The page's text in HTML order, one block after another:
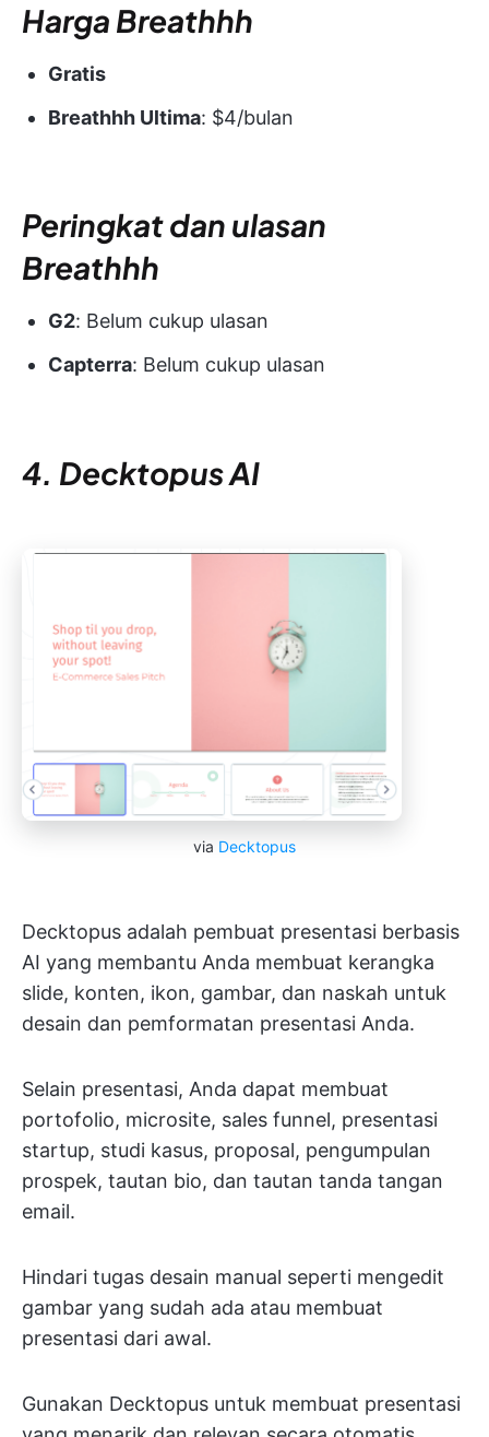
Harga Breathhh
Gratis
Breathhh Ultima: $4/bulan
Peringkat dan ulasan
Breathhh
G2: Belum cukup ulasan
Capterra: Belum cukup ulasan
4. Decktopus AI
via Decktopus
Decktopus adalah pembuat presentasi berbasis
AI yang membantu Anda membuat kerangka
slide, konten, ikon, gambar, dan naskah untuk
desain dan pemformatan presentasi Anda.
Selain presentasi, Anda dapat membuat
portofolio, microsite, sales funnel, presentasi
startup, studi kasus, proposal, pengumpulan
prospek, tautan bio, dan tautan tanda tangan
email.
Hindari tugas desain manual seperti mengedit
gambar yang sudah ada atau membuat
presentasi dari awal.
Gunakan Decktopus untuk membuat presentasi